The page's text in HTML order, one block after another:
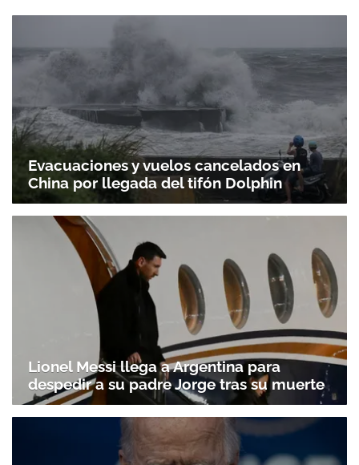
Evacuaciones y vuelos cancelados en
China por llegada del tifón Dolphin
Lionel Messi llega a Argentina para
despedir a su padre Jorge tras su muerte